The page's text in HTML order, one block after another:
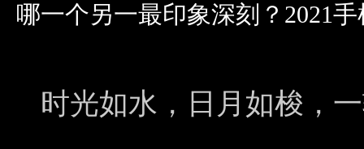
哪一个另一最印象深刻？2021
时光如水，日月如梭，